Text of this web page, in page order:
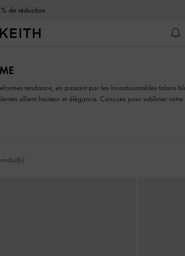
de réduction
tendance, en passant par les incontournables talons
allient hauteur et élégance. Conçues pour sublimer votre